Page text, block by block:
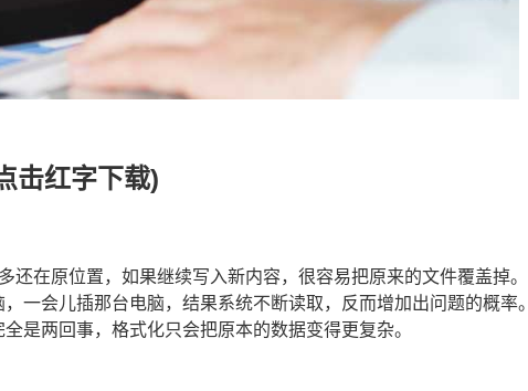
击红字下载)
还在原位置，如果继续写入新内容，很容易把原来的文件覆盖掉。
一会儿插那台电脑，结果系统不断读取，反而增加出问题的概率。
是两回事，格式化只会把原本的数据变得更复杂。